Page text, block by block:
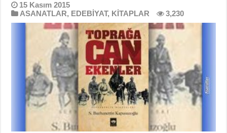
15 Kasım 2015
ASANATLAR, EDEBİYAT, KİTAPLAR 3,230